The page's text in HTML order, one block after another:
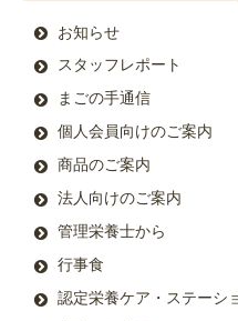
お知らせ
スタッフレポート
まごの手通信
個人会員向けのご案内
商品のご案内
法人向けのご案内
管理栄養士から
行事食
認定栄養ケア・ステーシ